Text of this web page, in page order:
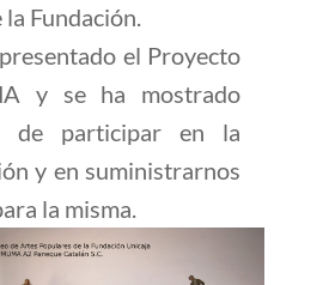
Fundación.
el Proyecto
y se ha mostrado
de participar en la
y en suministrarnos
la misma.